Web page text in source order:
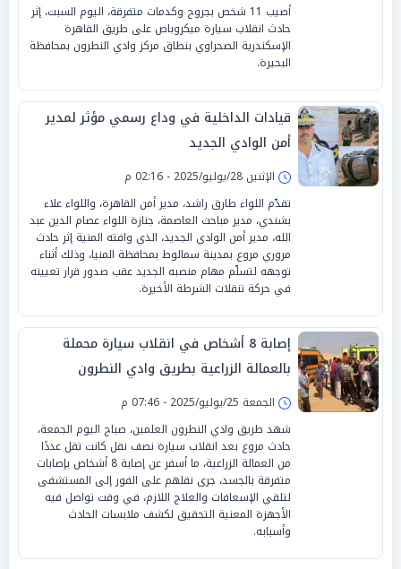
أصيب 11 شخص بجروح وكدمات متفرقة، اليوم السبت، إثر
حادث انقلاب سيارة ميكروباص على طريق القاهرة
الإسكندرية الصحراوي بنطاق مركز وادي النطرون بمحافظة
البحيرة.
قيادات الداخلية في وداع رسمي مؤثر لمدير
أمن الوادي الجديد
الإثنين 28/يوليو/2025 - 02:16 م
تقدّم اللواء طارق راشد، مدير أمن القاهرة، واللواء علاء
بشندي، مدير مباحث العاصمة، جنازة اللواء عصام الدين عبد
الله، مدير أمن الوادي الجديد، الذي وافته المنية إثر حادث
مروري مروع بمدينة سمالوط بمحافظة المنيا، وذلك أثناء
توجهه لتسلّم مهام منصبه الجديد عقب صدور قرار تعيينه
في حركة تنقلات الشرطة الأخيرة.
إصابة 8 أشخاص في انقلاب سيارة محملة
بالعمالة الزراعية بطريق وادي النطرون
الجمعة 25/يوليو/2025 - 07:46 م
شهد طريق وادي النطرون العلمين، صباح اليوم الجمعة،
حادث مروع بعد انقلاب سيارة نصف نقل كانت تقل عددًا
من العمالة الزراعية، ما أسفر عن إصابة 8 أشخاص بإصابات
متفرقة بالجسد، جرى نقلهم على الفور إلى المستشفى
لتلقي الإسعافات والعلاج اللازم، في وقت تواصل فيه
الأجهزة المعنية التحقيق لكشف ملابسات الحادث
وأسبابه.